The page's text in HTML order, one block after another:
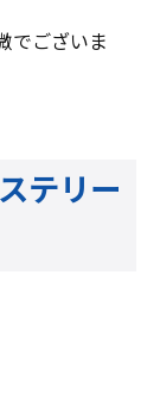
でございま
テリー